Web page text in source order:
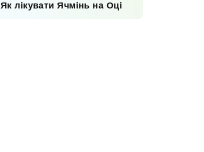
Як лікувати Ячмінь на Оці